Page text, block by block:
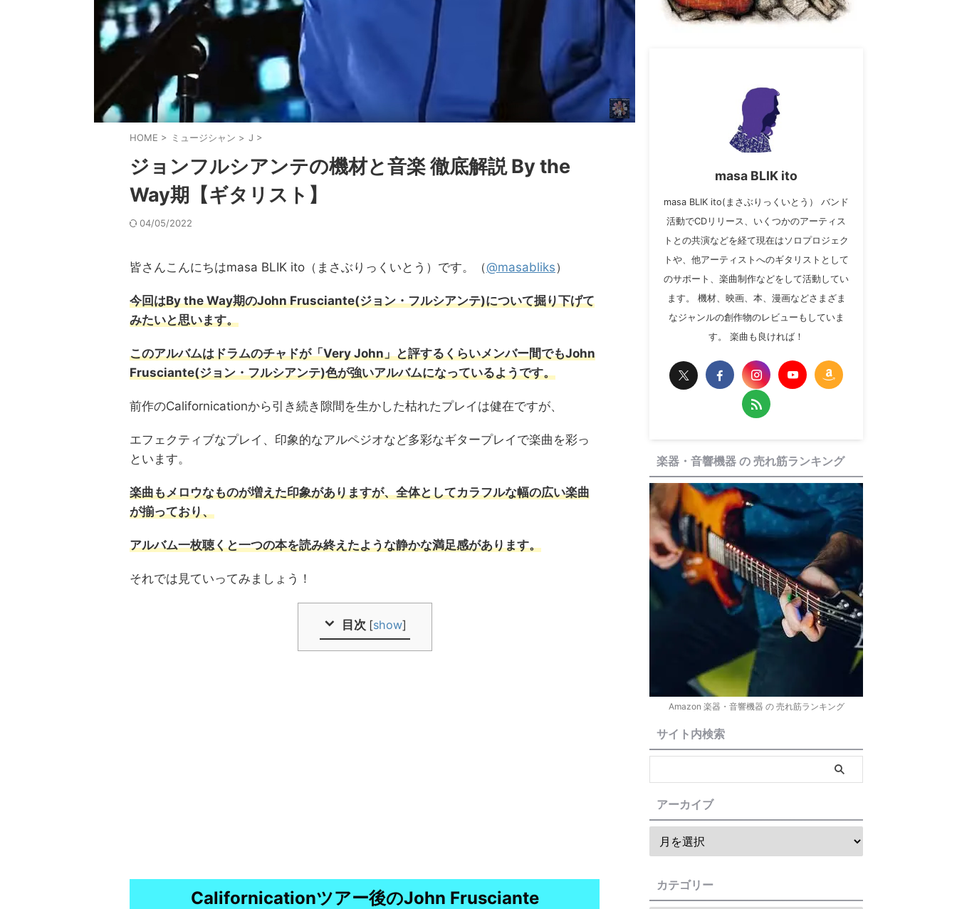
HOME > ミュージシャン > J >
ジョンフルシアンテの機材と音楽 徹底解説 By the
Way期【ギタリスト】
04/05/2022
皆さんこんにちはmasa BLIK ito（まさぶりっくいとう）です。（@masabliks）
今回はBy the Way期のJohn Frusciante(ジョン・フルシアンテ)について掘り下げて
みたいと思います。
このアルバムはドラムのチャドが「Very John」と評するくらいメンバー間でもJohn
Frusciante(ジョン・フルシアンテ)色が強いアルバムになっているようです。
前作のCalifornicationから引き続き隙間を生かした枯れたプレイは健在ですが、
エフェクティブなプレイ、印象的なアルペジオなど多彩なギタープレイで楽曲を彩っ
といます。
楽曲もメロウなものが増えた印象がありますが、全体としてカラフルな幅の広い楽曲
が揃っており、
アルバム一枚聴くと一つの本を読み終えたような静かな満足感があります。
それでは見ていってみましょう！
目次 [show]
Californicationツアー後のJohn Frusciante
masa BLIK ito
masa BLIK ito(まさぶりっくいとう） バンド
活動でCDリリース、いくつかのアーティス
トとの共演などを経て現在はソロプロジェク
トや、他アーティストへのギタリストとして
のサポート、楽曲制作などをして活動してい
ます。 機材、映画、本、漫画などさまざま
なジャンルの創作物のレビューもしていま
す。 楽曲も良ければ！
楽器・音響機器 の 売れ筋ランキング
Amazon 楽器・音響機器 の 売れ筋ランキング
サイト内検索
アーカイブ
カテゴリー